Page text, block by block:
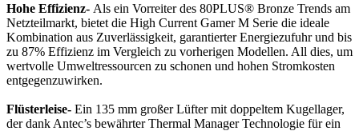
Hohe Effizienz- Als ein Vorreiter des 80PLUS® Bronze Trends am
Netzteilmarkt, bietet die High Current Gamer M Serie die ideale
Kombination aus Zuverlässigkeit, garantierter Energiezufuhr und bis
zu 87% Effizienz im Vergleich zu vorherigen Modellen. All dies, um
wertvolle Umweltressourcen zu schonen und hohen Stromkosten
entgegenzuwirken.
Flüsterleise- Ein 135 mm großer Lüfter mit doppeltem Kugellager,
der dank Antec’s bewährter Thermal Manager Technologie für ein